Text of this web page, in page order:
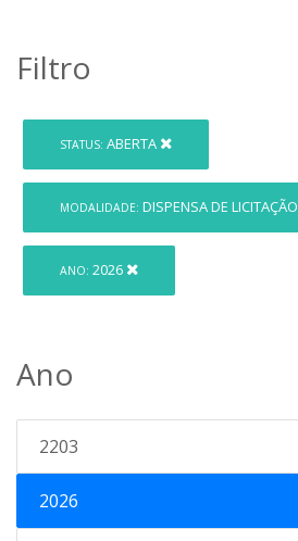
Filtro
STATUS: ABERTA
MODALIDADE: DISPENSA DE LICITAÇÃO
ANO: 2026
Ano
2203
2026